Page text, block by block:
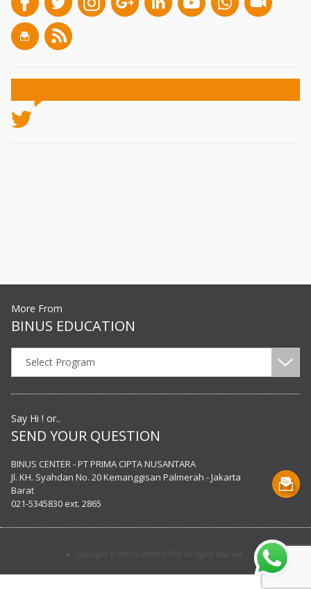
More From
BINUS EDUCATION
Select Program
Say Hi ! or..
SEND YOUR QUESTION
BINUS CENTER - PT PRIMA CIPTA NUSANTARA
Jl. KH. Syahdan No. 20 Kemanggisan Palmerah - Jakarta
Barat
021-5345830 ext. 2865
Copyright © BINUS UNIVERSITY. All rights reserved.